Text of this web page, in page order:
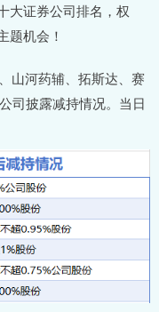
证券公司排名，权
题机会！
河药辅、拓斯达、赛
司披露减持情况。当日